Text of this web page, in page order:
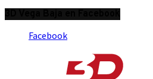
Facebook